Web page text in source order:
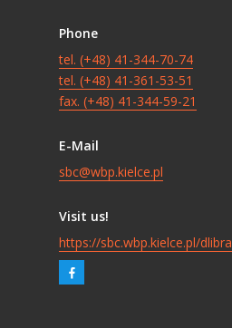
Phone
tel. (+48) 41-344-70-74
tel. (+48) 41-361-53-51
fax. (+48) 41-344-59-21
E-Mail
sbc@wbp.kielce.pl
Visit us!
https://sbc.wbp.kielce.pl/dlibra